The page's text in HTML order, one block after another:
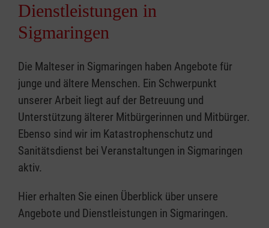
Dienstleistungen in
Sigmaringen
Die Malteser in Sigmaringen haben Angebote für
junge und ältere Menschen. Ein Schwerpunkt
unserer Arbeit liegt auf der Betreuung und
Unterstützung älterer Mitbürgerinnen und Mitbürger.
Ebenso sind wir im Katastrophenschutz und
Sanitätsdienst bei Veranstaltungen in Sigmaringen
aktiv.
Hier erhalten Sie einen Überblick über unsere
Angebote und Dienstleistungen in Sigmaringen.